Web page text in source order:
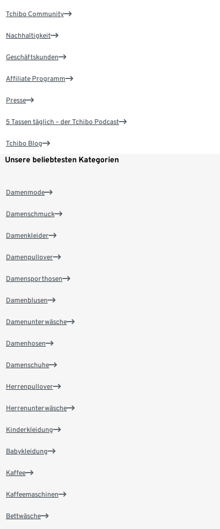
Tchibo Community
Nachhaltigkeit
Geschäftskunden
Affiliate Programm
Presse
5 Tassen täglich – der Tchibo Podcast
Tchibo Blog
Unsere beliebtesten Kategorien
Damenmode
Damenschmuck
Damenkleider
Damenpullover
Damensporthosen
Damenblusen
Damenunterwäsche
Damenhosen
Damenschuhe
Herrenpullover
Herrenunterwäsche
Kinderkleidung
Babykleidung
Kaffee
Kaffeemaschinen
Bettwäsche